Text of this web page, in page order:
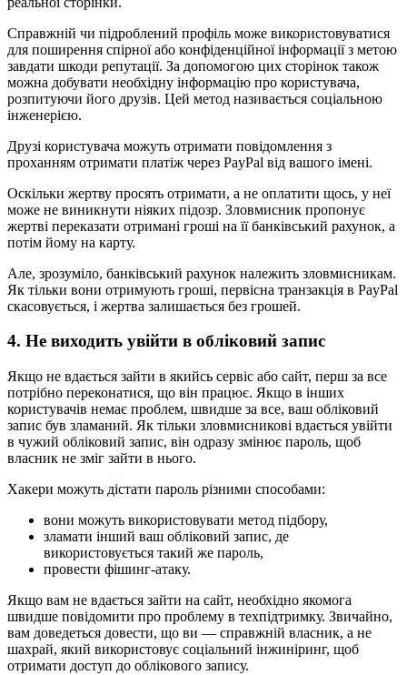
Справжній чи підроблений профіль може використовуватися
для поширення спірної або конфіденційної інформації з метою
завдати шкоди репутації. За допомогою цих сторінок також
можна добувати необхідну інформацію про користувача,
розпитуючи його друзів. Цей метод називається соціальною
інженерією.
Друзі користувача можуть отримати повідомлення з
проханням отримати платіж через PayPal від вашого імені.
Оскільки жертву просять отримати, а не оплатити щось, у неї
може не виникнути ніяких підозр. Зловмисник пропонує
жертві переказати отримані гроші на її банківський рахунок, а
потім йому на карту.
Але, зрозуміло, банківський рахунок належить зловмисникам.
Як тільки вони отримують гроші, первісна транзакція в PayPal
скасовується, і жертва залишається без грошей.
4. Не виходить увійти в обліковий запис
Якщо не вдається зайти в якийсь сервіс або сайт, перш за все
потрібно переконатися, що він працює. Якщо в інших
користувачів немає проблем, швидше за все, ваш обліковий
запис був зламаний. Як тільки зловмисникові вдається увійти
в чужий обліковий запис, він одразу змінює пароль, щоб
власник не зміг зайти в нього.
Хакери можуть дістати пароль різними способами:
вони можуть використовувати метод підбору,
зламати інший ваш обліковий запис, де
використовується такий же пароль,
провести фішинг-атаку.
Якщо вам не вдається зайти на сайт, необхідно якомога
швидше повідомити про проблему в техпідтримку. Звичайно,
вам доведеться довести, що ви — справжній власник, а не
шахрай, який використовує соціальний інжиніринг, щоб
отримати доступ до облікового запису.